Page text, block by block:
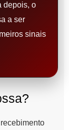
depois, o
a ser
sinais